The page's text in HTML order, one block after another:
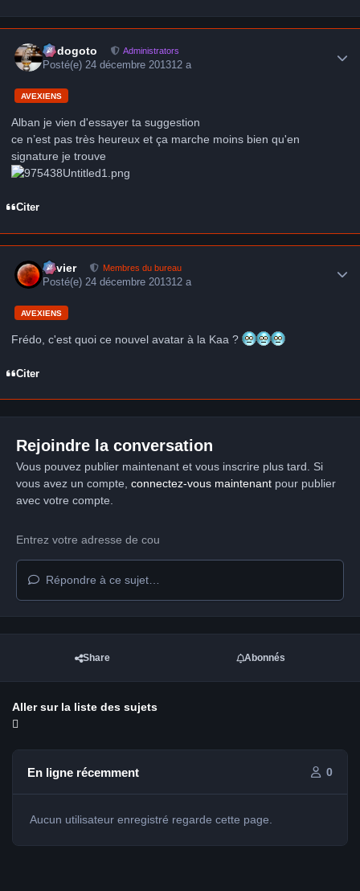
frédogoto Administrators
Posté(e)24 décembre 201312 a
AVEXIENS
Alban je vien d'essayer ta suggestion
ce n’est pas très heureux et ça marche moins bien qu'en
signature je trouve
Citer
Xavier Membres du bureau
Posté(e)24 décembre 201312 a
AVEXIENS
Frédo, c'est quoi ce nouvel avatar à la Kaa ?
Citer
Rejoindre la conversation
Vous pouvez publier maintenant et vous inscrire plus tard. Si
vous avez un compte, connectez-vous maintenantpour publier
avec votre compte.
Répondre à ce sujet…
Share Abonnés
Aller sur la liste des sujets
En ligne récemment 0
Aucun utilisateur enregistré regarde cette page.